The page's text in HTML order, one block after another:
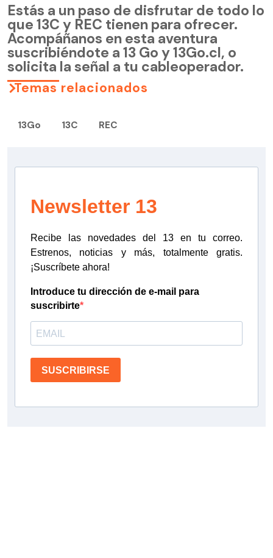
Estás a un paso de disfrutar de todo lo
que 13C y REC tienen para ofrecer.
Acompáñanos en esta aventura
suscribiéndote a 13 Go y 13Go.cl, o
solicita la señal a tu cableoperador.
Temas relacionados
13Go 13C REC
Newsletter 13
Recibe las novedades del 13 en tu correo.
Estrenos, noticias y más, totalmente gratis.
¡Suscríbete ahora!
Introduce tu dirección de e-mail para
suscribirte
SUSCRIBIRSE